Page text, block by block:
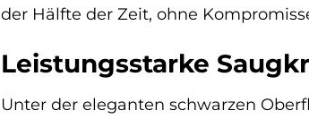
der Hälfte der Zeit, ohne
Leistungsstarke
Unter der eleganten schwarzen